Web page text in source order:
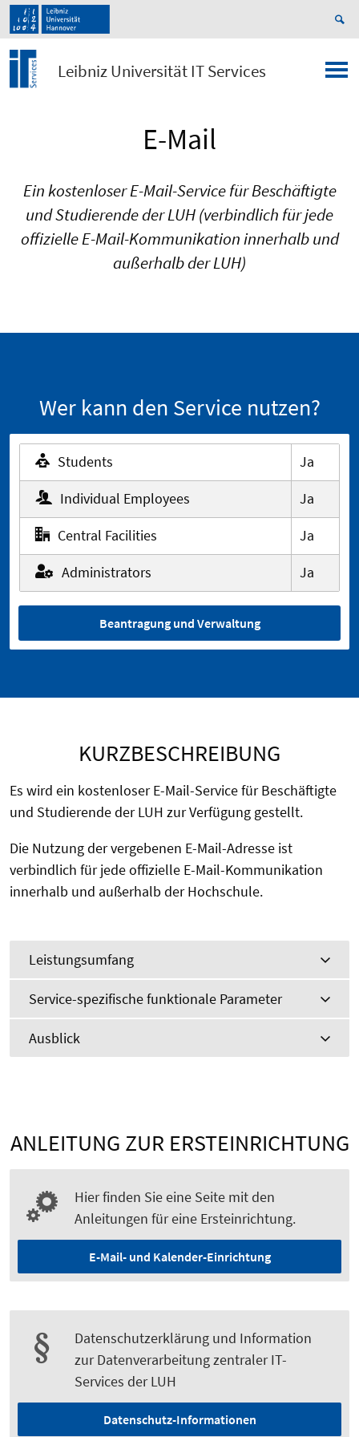
Leibniz Universität IT Services
E-Mail
Ein kostenloser E-Mail-Service für Beschäftigte
und Studierende der LUH (verbindlich für jede
offizielle E-Mail-Kommunikation innerhalb und
außerhalb der LUH)
Wer kann den Service nutzen?
Students
Ja
Individual Employees
Ja
Central Facilities
Ja
Administrators
Ja
Beantragung und Verwaltung
KURZBESCHREIBUNG
Es wird ein kostenloser E-Mail-Service für Beschäftigte
und Studierende der LUH zur Verfügung gestellt.
Die Nutzung der vergebenen E-Mail-Adresse ist
verbindlich für jede offizielle E-Mail-Kommunikation
innerhalb und außerhalb der Hochschule.
Leistungsumfang
Service-spezifische funktionale Parameter
Ausblick
ANLEITUNG ZUR ERSTEINRICHTUNG
Hier finden Sie eine Seite mit den
Anleitungen für eine Ersteinrichtung.
E-Mail- und Kalender-Einrichtung
Datenschutzerklärung und Information
zur Datenverarbeitung zentraler IT-
Services der LUH
Datenschutz-Informationen